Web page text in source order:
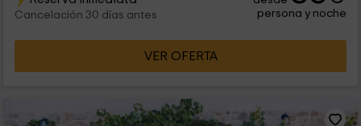
Cancelación 30 días antes persona y noche
VER OFERTA